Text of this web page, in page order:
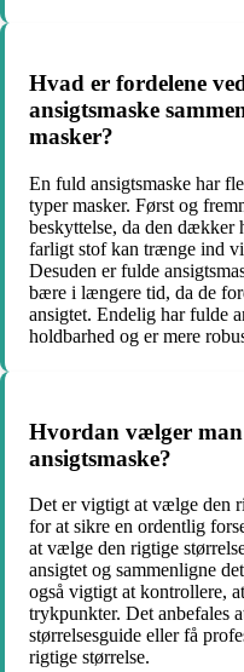
Hvad er fordelene
ansigtsmaske
masker?
En fuld ansigtsmaske har
typer masker. Først og
beskyttelse, da den dækker
farligt stof kan trænge ind
Desuden er fulde
bære i længere tid, da de
ansigtet. Endelig har fulde
holdbarhed og er mere
Hvordan vælger
ansigtsmaske?
Det er vigtigt at vælge den
for at sikre en ordentlig
at vælge den rigtige
ansigtet og sammenligne
også vigtigt at kontrollere,
trykpunkter. Det anbefales
størrelsesguide eller få
rigtige størrelse.